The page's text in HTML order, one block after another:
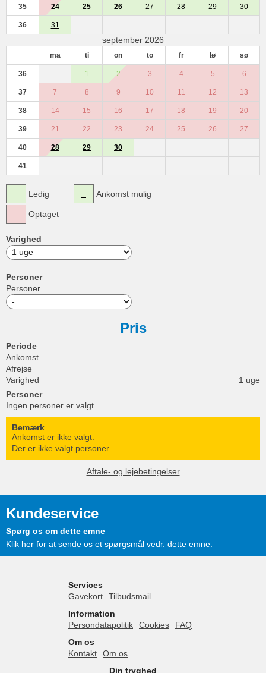
35 24 25 26 27 28 29 30
36 31
september 2026
ma ti on to fr lø sø
36 1 2 3 4 5 6
37 7 8 9 10 11 12 13
38 14 15 16 17 18 19 20
39 21 22 23 24 25 26 27
40 28 29 30
41
Ledig
Optaget
Ankomst mulig
Varighed
Personer
Personer
Pris
Periode
Ankomst
Afrejse
Varighed
1 uge
Personer
Ingen personer er valgt
Bemærk
Ankomst er ikke valgt.
Der er ikke valgt personer.
Aftale- og lejebetingelser
Kundeservice
Spørg os om dette emne
Klik her for at sende os et spørgsmål vedr. dette emne.
Services
Gavekort
Tilbudsmail
Information
Persondatapolitik
Cookies
FAQ
Om os
Kontakt
Om os
Din tryghed